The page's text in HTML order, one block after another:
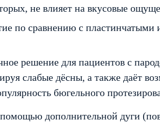
не влияет на вкусовые
по сравнению с пластинчатыми
решение для пациентов с
слабые дёсны, а также даёт
бюгельного
дополнительной дуги